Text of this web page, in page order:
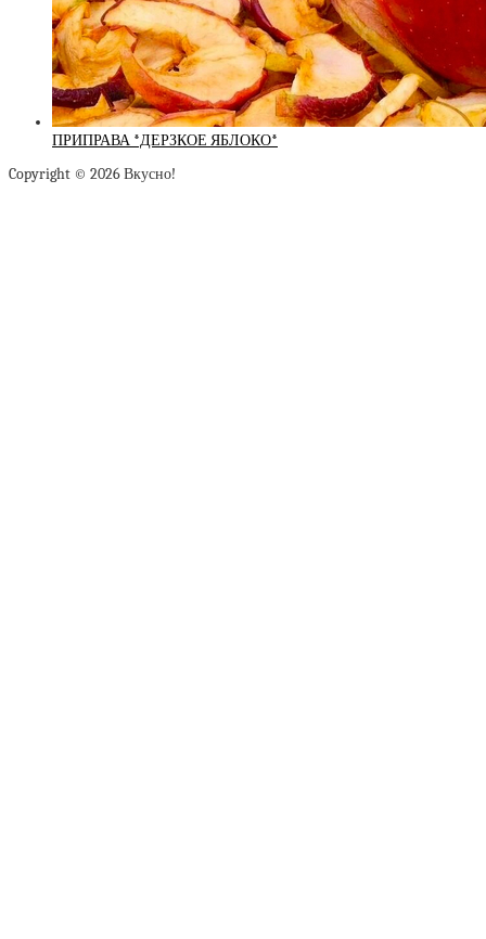
ПРИПРАВА *ДЕРЗКОЕ ЯБЛОКО*
Copyright © 2026 Вкусно!